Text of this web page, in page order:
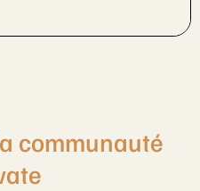
communauté